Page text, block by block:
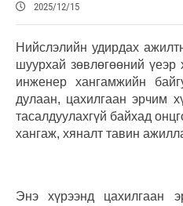
2025/12/15
Нийслэлийн удирдах
шуурхай зөвлөгөөний
инженер хангамжийн
дулаан, цахилгаан эрчим
тасалдуулахгүй байхад
хангаж, хяналт тавин
Энэ хүрээнд цахилгаан